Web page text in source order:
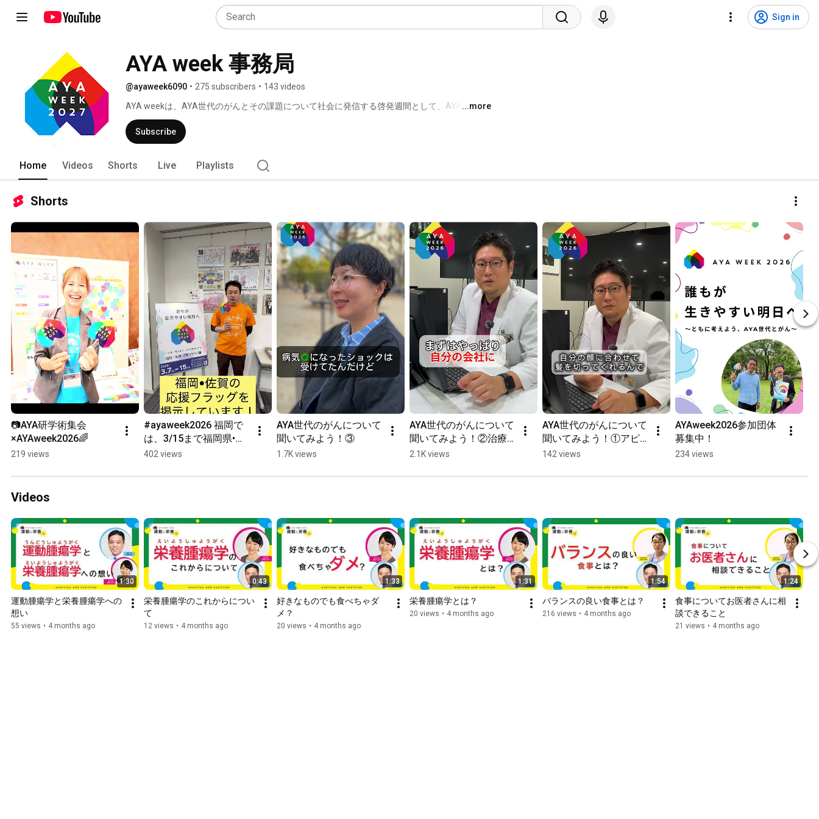
Sign in
AYA week 事務局
@ayaweek6090 • 275 subscribers • 143 videos
AYA weekは、AYA世代のがんとその課題について社会に発信する啓発週間として、AYA世代の
がんに関わるさまざまな団体の皆様とともに、2021年から始まった啓発週間です。AYAがん患
者や経験者の抱える生きづらさに関する社会的な理解の促進によって、AYA世代がん患者さん
および経験者にとって生きやすい社会づくりにつながるような活動を目的としています。
...more
Subscribe
Home Videos Shorts Live Playlists
Shorts
📷AYA研学術集会
×AYAweek2026🌈
219 views
#ayaweek2026 福岡で
は、3/15まで福岡県•佐
賀県の応援フラッグを
す。ぜひ、福岡市 NPO･
寄りください！
402 views
AYA世代のがんについて
聞いてみよう！③
1.7K views
AYA世代のがんについて
聞いてみよう！②治療と
仕事
2.1K views
AYA世代のがんについて
聞いてみよう！①アピア
ランスケア
142 views
AYAweek2026参加団体
募集中！
234 views
Videos
1:30
運動腫瘍学と栄養腫瘍学への
想い
55 views • 4 months ago
0:43
栄養腫瘍学のこれからについ
て
12 views • 4 months ago
1:33
好きなものでも食べちゃダ
メ？
20 views • 4 months ago
1:31
栄養腫瘍学とは？
20 views • 4 months ago
1:54
バランスの良い食事とは？
216 views • 4 months ago
1:24
食事についてお医者さんに相
談できること
21 views • 4 months ago